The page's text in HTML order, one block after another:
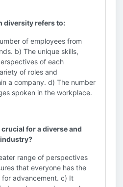
diversity refers to:
of employees from
b) The unique skills,
of each
of roles and
a company. d) The number
spoken in the workplace.
for a diverse and
range of perspectives
that everyone has the
for advancement. c) It